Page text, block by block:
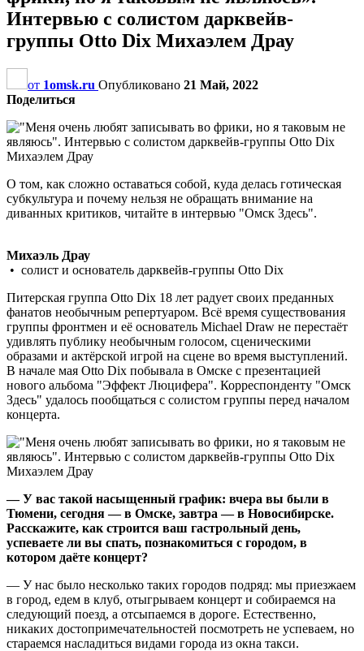
Интервью с солистом дарквейв-
группы Otto Dix Михаэлем Драу
от 1omsk.ru Опубликовано 21 Май, 2022
Поделиться
О том, как сложно оставаться собой, куда делась готическая
субкультура и почему нельзя не обращать внимание на
диванных критиков, читайте в интервью "Омск Здесь".
Михаэль Драу
• солист и основатель дарквейв-группы Otto Dix
Питерская группа Otto Dix 18 лет радует своих преданных
фанатов необычным репертуаром. Всё время существования
группы фронтмен и её основатель Michael Draw не перестаёт
удивлять публику необычным голосом, сценическими
образами и актёрской игрой на сцене во время выступлений.
В начале мая Otto Dix побывала в Омске с презентацией
нового альбома "Эффект Люцифера". Корреспонденту "Омск
Здесь" удалось пообщаться с солистом группы перед началом
концерта.
— У вас такой насыщенный график: вчера вы были в
Тюмени, сегодня — в Омске, завтра — в Новосибирске.
Расскажите, как строится ваш гастрольный день,
успеваете ли вы спать, познакомиться с городом, в
котором даёте концерт?
— У нас было несколько таких городов подряд: мы приезжаем
в город, едем в клуб, отыгрываем концерт и собираемся на
следующий поезд, а отсыпаемся в дороге. Естественно,
никаких достопримечательностей посмотреть не успеваем, но
стараемся насладиться видами города из окна такси.